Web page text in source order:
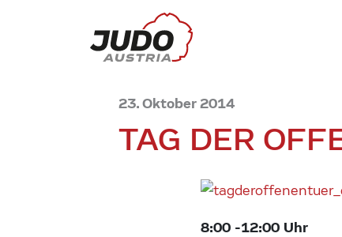
23. Oktober 2014
TAG DER
8:00 -12:00 Uhr